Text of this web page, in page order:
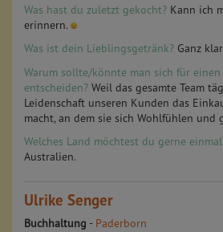
Was hast du zuletzt gekocht? Kann ich
erinnern.
Was ist dein Lieblingsgetränk? Ganz
Warum sollte/könnte man sich für
entscheiden? Weil das gesamte Team
Leidenschaft unseren Kunden das
macht, an dem sie sich Wohlfühlen und
Welches Land möchtest du gerne
Australien.
Ulrike Senger
Buchhaltung - Paderborn